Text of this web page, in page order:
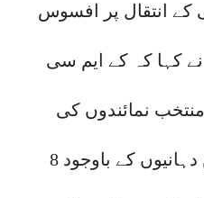
کے انتقال پر افسوس
نے کہا کہ کے ایم سی
نمائندوں کی
جانب سے متعدد بار یقین دہانیوں کے باوجود 8